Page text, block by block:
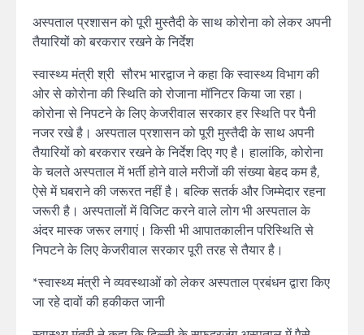
अस्पताल प्रशासन को पूरी मुस्तैदी के साथ कोरोना को लेकर अपनी
तैयारियों को बरकरार रखने के निर्देश
स्वास्थ्य मंत्री श्री सौरभ भारद्वाज ने कहा कि स्वास्थ्य विभाग की
ओर से कोरोना की स्थिति को रोजाना मॉनिटर किया जा रहा।
कोरोना से निपटने के लिए केजरीवाल सरकार हर स्थिति पर पैनी
नजर रखे है। अस्पताल प्रशासन को पूरी मुस्तैदी के साथ अपनी
तैयारियों को बरकरार रखने के निर्देश दिए गए है। हालांकि, कोरोना
के चलते अस्पताल में भर्ती होने वाले मरीजों की संख्या बेहद कम है,
ऐसे में घबराने की जरूरत नहीं है। बल्कि सतर्क और जिम्मेदार रहना
जरूरी है। अस्पतालों में विजिट करने वाले लोग भी अस्पताल के
अंदर मास्क जरूर लगाएं। किसी भी आपातकालीन परिस्थिति से
निपटने के लिए केजरीवाल सरकार पूरी तरह से तैयार है।
*स्वास्थ्य मंत्री ने व्यवस्थाओं को लेकर अस्पताल प्रबंधन द्वारा किए
जा रहे दावों की हकीकत जानी